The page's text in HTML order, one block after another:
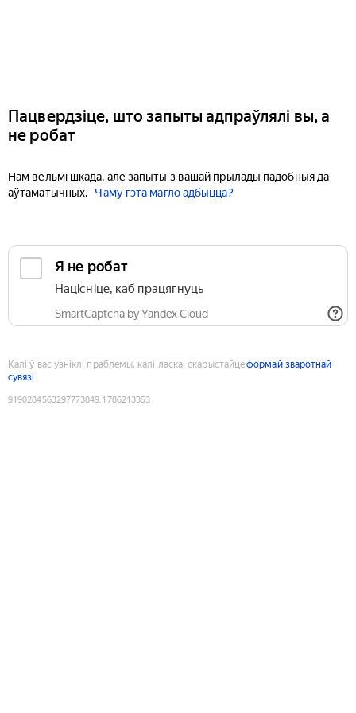
Пацвердзіце, што запыты адпраўлялі вы, а
не робат
Нам вельмі шкада, але запыты з вашай прылады падобныя да
аўтаматычных.
Чаму гэта магло адбыцца?
Я не робат
Націсніце, каб працягнуць
SmartCaptcha by Yandex Cloud
Калі ў вас узніклі праблемы, калі ласка, скарыстайцеформай зваротнай
сувязі
9190284563297773849:1786213353